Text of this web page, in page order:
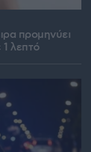
προμηνύει
1 λεπτό